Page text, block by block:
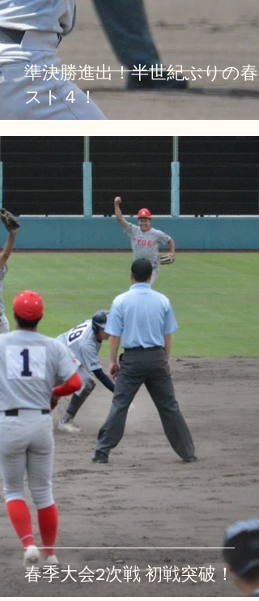
準決勝進出！半世紀ぶりの春
スト４！
春季大会2次戦 初戦突破！